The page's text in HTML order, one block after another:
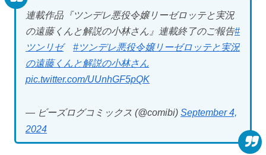
連載作品『ツンデレ悪役令嬢リーゼロッテと実況
の遠藤くんと解説の小林さん』連載終了のご報告#
ツンリゼ
#ツンデレ悪役令嬢リーゼロッテと実況
の遠藤くんと解説の小林さん
pic.twitter.com/UUnhGF5pQK
— ビーズログコミックス (@comibi) September 4,
2024